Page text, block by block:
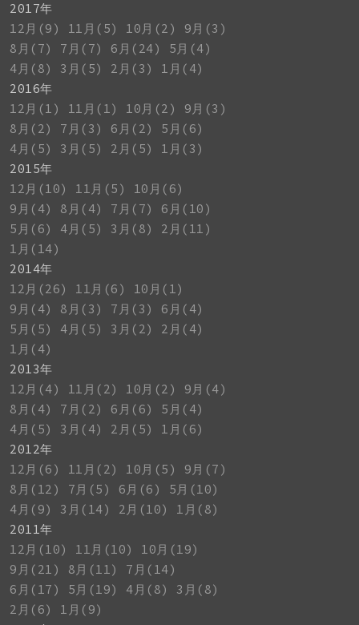
2017年
12月(9)
11月(5) 10月(2)
9月(3)
8月(7)
7月(7) 6月(24)
5月(4)
4月(8)
3月(5) 2月(3)
1月(4)
2016年
12月(1)
11月(1) 10月(2)
9月(3)
8月(2)
7月(3) 6月(2)
5月(6)
4月(5)
3月(5) 2月(5)
1月(3)
2015年
12月(10)
11月(5)
10月(6)
9月(4)
8月(4) 7月(7)
6月(10)
5月(6)
4月(5) 3月(8)
2月(11)
1月(14)
2014年
12月(26)
11月(6)
10月(1)
9月(4)
8月(3) 7月(3)
6月(4)
5月(5)
4月(5) 3月(2)
2月(4)
1月(4)
2013年
12月(4)
11月(2) 10月(2)
9月(4)
8月(4)
7月(2) 6月(6)
5月(4)
4月(5)
3月(4) 2月(5)
1月(6)
2012年
12月(6)
11月(2) 10月(5)
9月(7)
8月(12)
7月(5) 6月(6)
5月(10)
4月(9)
3月(14) 2月(10)
1月(8)
2011年
12月(10)
11月(10)
10月(19)
9月(21)
8月(11)
7月(14)
6月(17)
5月(19) 4月(8)
3月(8)
2月(6)
1月(9)